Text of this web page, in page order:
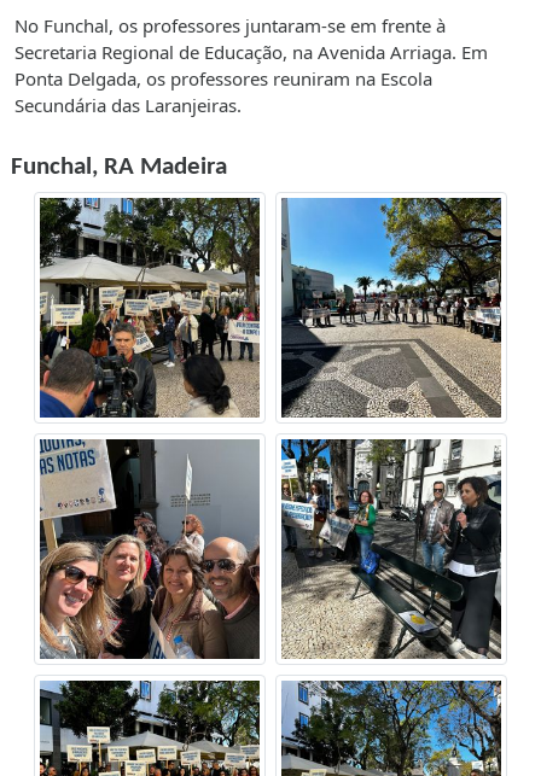
No Funchal, os professores juntaram-se em frente à
Secretaria Regional de Educação, na Avenida Arriaga. Em
Ponta Delgada, os professores reuniram na Escola
Secundária das Laranjeiras.
Funchal, RA Madeira